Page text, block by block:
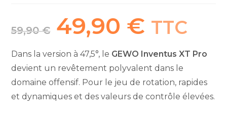
59,90€
Le
prix
initial
49,90 € prix
TTC
Dans la version à 47,5°, le GEWO Inventus XT Pro
devient un revêtement polyvalent dans le
domaine offensif. Pour le jeu de rotation, rapides
et dynamiques et des valeurs de contrôle élevées.